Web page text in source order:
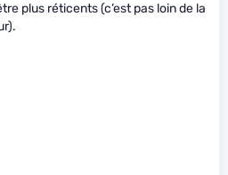
plus réticents (c’est pas loin de la